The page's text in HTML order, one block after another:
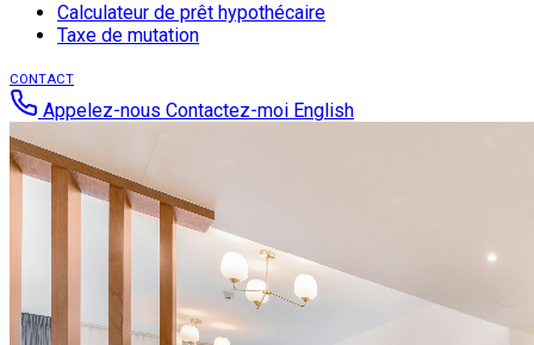
Calculateur de prêt hypothécaire
Taxe de mutation
CONTACT
Appelez-nous Contactez-moi English